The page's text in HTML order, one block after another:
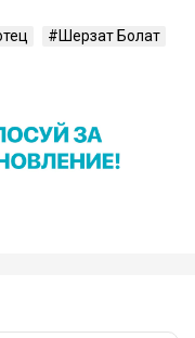
Шерзат Болат